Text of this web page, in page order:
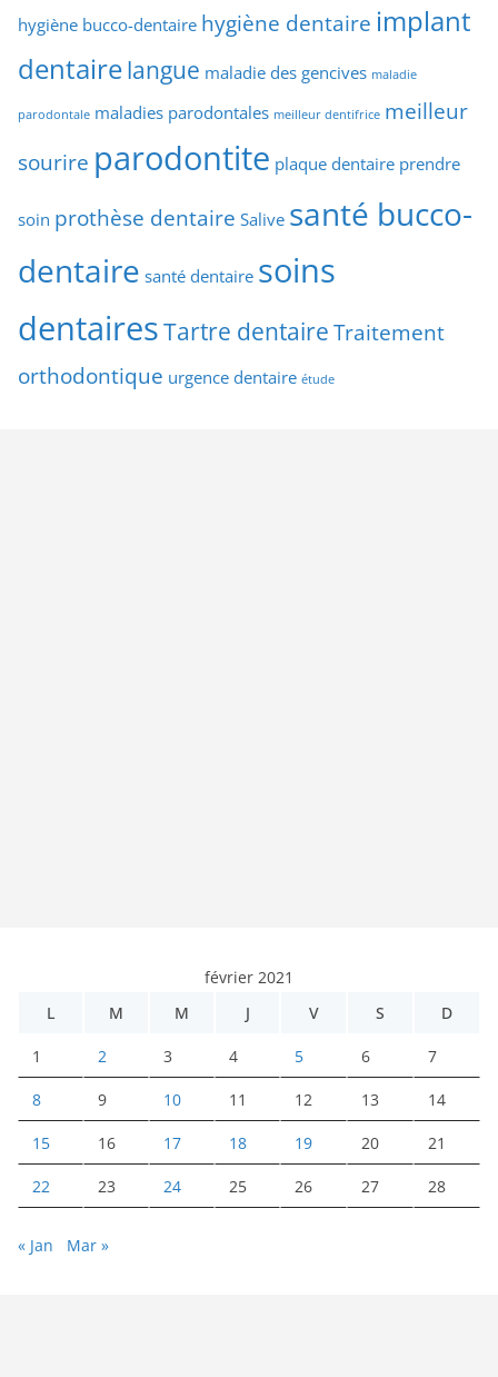
hygiène bucco-dentaire hygiène dentaire implant
dentairelangue maladie des gencives maladie
parodontale maladies parodontales meilleur dentifrice meilleur
sourire parodontite plaque dentaire prendre
soin prothèse dentaire Salive santé bucco-
dentaire santé dentaire soins
dentairesTartre dentaire Traitement
orthodontique urgence dentaire étude
février 2021
L
M M J V S D
1 2 3 4 5 6 7
8 9 10 11 12 13 14
15 16 17 18 19 20 21
22 23 24 25 26 27 28
« Jan Mar »